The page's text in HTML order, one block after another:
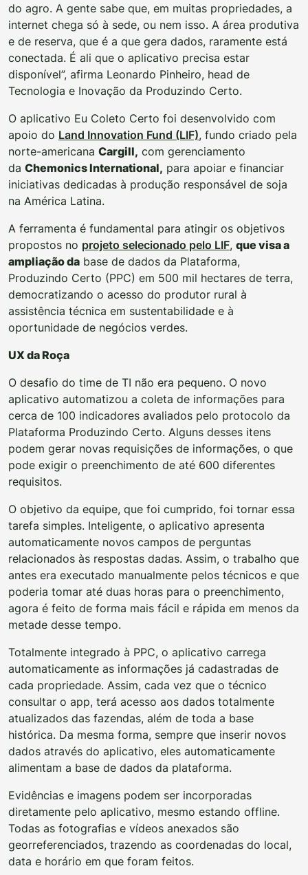
do agro. A gente sabe que, em muitas propriedades, a
internet chega só à sede, ou nem isso. A área produtiva
e de reserva, que é a que gera dados, raramente está
conectada. É ali que o aplicativo precisa estar
disponível”, afirma Leonardo Pinheiro, head de
Tecnologia e Inovação da Produzindo Certo.
O aplicativo Eu Coleto Certo foi desenvolvido com
apoio do Land Innovation Fund (LIF), fundo criado pela
norte-americana Cargill, com gerenciamento
da Chemonics International, para apoiar e financiar
iniciativas dedicadas à produção responsável de soja
na América Latina.
A ferramenta é fundamental para atingir os objetivos
propostos no projeto selecionado pelo LIF, que visa a
ampliação da base de dados da Plataforma,
Produzindo Certo (PPC) em 500 mil hectares de terra,
democratizando o acesso do produtor rural à
assistência técnica em sustentabilidade e à
oportunidade de negócios verdes.
UX da Roça
O desafio do time de TI não era pequeno. O novo
aplicativo automatizou a coleta de informações para
cerca de 100 indicadores avaliados pelo protocolo da
Plataforma Produzindo Certo. Alguns desses itens
podem gerar novas requisições de informações, o que
pode exigir o preenchimento de até 600 diferentes
requisitos.
O objetivo da equipe, que foi cumprido, foi tornar essa
tarefa simples. Inteligente, o aplicativo apresenta
automaticamente novos campos de perguntas
relacionados às respostas dadas. Assim, o trabalho que
antes era executado manualmente pelos técnicos e que
poderia tomar até duas horas para o preenchimento,
agora é feito de forma mais fácil e rápida em menos da
metade desse tempo.
Totalmente integrado à PPC, o aplicativo carrega
automaticamente as informações já cadastradas de
cada propriedade. Assim, cada vez que o técnico
consultar o app, terá acesso aos dados totalmente
atualizados das fazendas, além de toda a base
histórica. Da mesma forma, sempre que inserir novos
dados através do aplicativo, eles automaticamente
alimentam a base de dados da plataforma.
Evidências e imagens podem ser incorporadas
diretamente pelo aplicativo, mesmo estando offline.
Todas as fotografias e vídeos anexados são
georreferenciados, trazendo as coordenadas do local,
data e horário em que foram feitos.